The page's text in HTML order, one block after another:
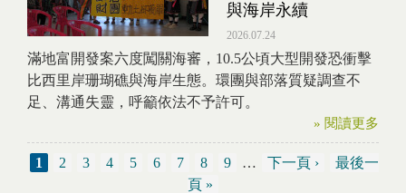
與海岸永續
2026.07.24
滿地富開發案六度闖關海審，10.5公頃大型開發恐衝擊
比西里岸珊瑚礁與海岸生態。環團與部落質疑調查不
足、溝通失靈，呼籲依法不予許可。
» 閱讀更多
Pages
1 2 3 4 5 6 7 8 9 … 下一頁 ›
最後一
頁 »